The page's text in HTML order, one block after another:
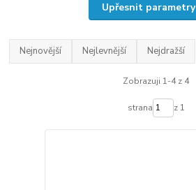
Upřesnit parametry
Nejnovější Nejlevnější Nejdražší
Zobrazuji 1-4 z 4
strana z 1